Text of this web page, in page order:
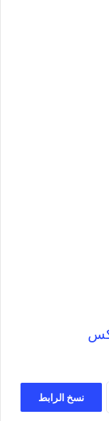
نسخ الرابط